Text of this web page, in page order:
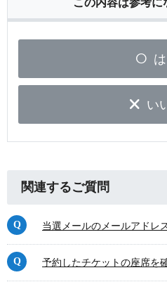
この内容は参考に
い
関連するご質問
当選メールのメールアドレ
予約したチケットの座席を